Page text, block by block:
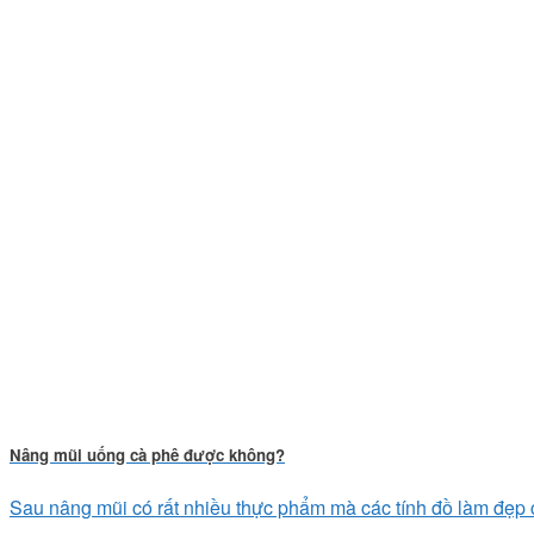
Nâng mũi uống cà phê được không?
Sau nâng mũi có rất nhiều thực phẩm mà các tính đồ làm đẹp